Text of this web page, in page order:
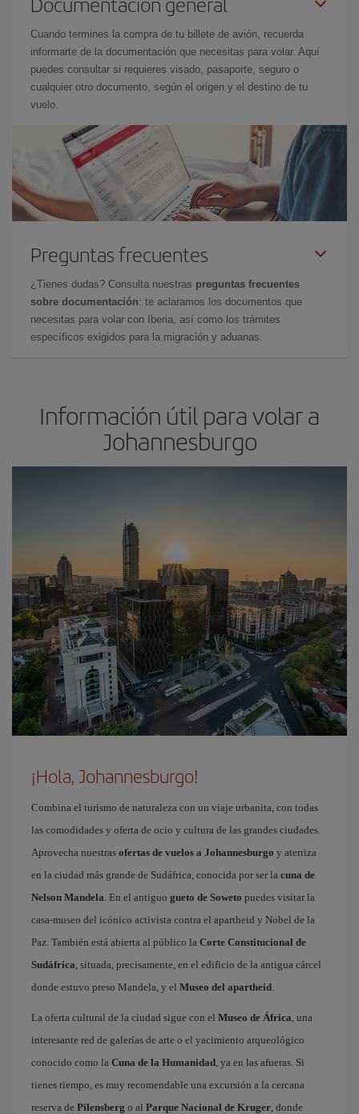
Cuando termines la compra de tu billete de avión, recuerda
informarte de la documentación que necesitas para volar. Aquí
puedes consultar si requieres visado, pasaporte, seguro o
cualquier otro documento, según el origen y el destino de tu
vuelo.
Preguntas frecuentes
¿Tienes dudas? Consulta nuestras preguntas frecuentes
sobre documentación: te aclaramos los documentos que
necesitas para volar con Iberia, así como los trámites
específicos exigidos para la migración y aduanas.
Información útil para volar a
Johannesburgo
¡Hola, Johannesburgo!
Combina el turismo de naturaleza con un viaje urbanita, con todas
las comodidades y oferta de ocio y cultura de las grandes ciudades.
Aprovecha nuestras ofertas de vuelos a Johannesburgo y aterriza
en la ciudad más grande de Sudáfrica, conocida por ser la cuna de
Nelson Mandela. En el antiguo gueto de Soweto puedes visitar la
casa-museo del icónico activista contra el apartheid y Nobel de la
Paz. También está abierta al público la Corte Constitucional de
Sudáfrica, situada, precisamente, en el edificio de la antigua cárcel
donde estuvo preso Mandela, y el Museo del apartheid.
La oferta cultural de la ciudad sigue con el Museo de África, una
interesante red de galerías de arte o el yacimiento arqueológico
conocido como la Cuna de la Humanidad, ya en las afueras. Si
tienes tiempo, es muy recomendable una excursión a la cercana
reserva de Pilensberg o al Parque Nacional de Kruger, donde